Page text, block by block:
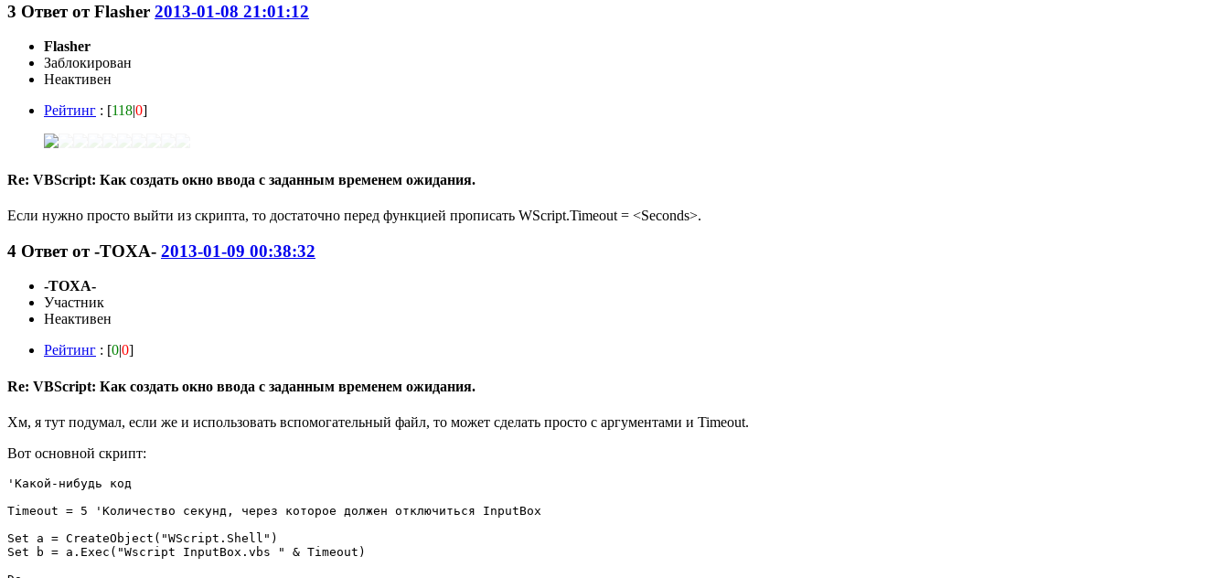
3 Ответ отFlasher 2013-01-08 21:01:12
Flasher
Заблокирован
Неактивен
Рейтинг : [118|0]
Re: VBScript: Как создать окно ввода с заданным временем ожидания.
Если нужно просто выйти из скрипта, то достаточно перед функцией прописать WScript.Timeout = <Seconds>.
4 Ответ от-TOXA- 2013-01-09 00:38:32
-TOXA-
Участник
Неактивен
Рейтинг : [0|0]
Re: VBScript: Как создать окно ввода с заданным временем ожидания.
Хм, я тут подумал, если же и использовать вспомогательный файл, то может сделать просто с аргументами и Timeout.
Вот основной скрипт:
'Какой-нибудь код
Timeout = 5 'Количество секунд, через которое должен отключиться InputBox
Set a = CreateObject("WScript.Shell")
Set b = a.Exec("Wscript InputBox.vbs " & Timeout)